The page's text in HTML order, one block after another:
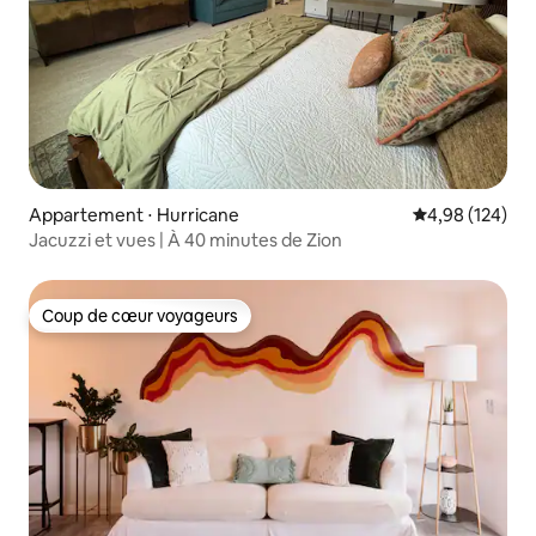
Appartement ⋅ Hurricane Évaluation
4,98 (124)
Jacuzzi et vues | À 40 minutes de Zion
Coup de cœur voyageurs
Coup de cœur voyageurs